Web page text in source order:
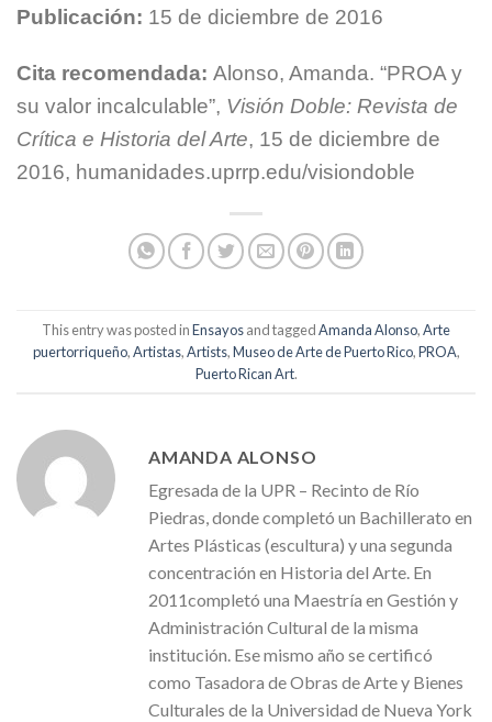
Publicación: 15 de diciembre de 2016
Cita recomendada: Alonso, Amanda. “PROA y
su valor incalculable”, Visión Doble: Revista de
Crítica e Historia del Arte, 15 de diciembre de
2016, humanidades.uprrp.edu/visiondoble
This entry was posted inEnsayosand taggedAmanda Alonso,Arte
puertorriqueño,Artistas,Artists,Museo de Arte de Puerto Rico,PROA,
Puerto Rican Art.
AMANDA ALONSO
Egresada de la UPR – Recinto de Río
Piedras, donde completó un Bachillerato en
Artes Plásticas (escultura) y una segunda
concentración en Historia del Arte. En
2011completó una Maestría en Gestión y
Administración Cultural de la misma
institución. Ese mismo año se certificó
como Tasadora de Obras de Arte y Bienes
Culturales de la Universidad de Nueva York